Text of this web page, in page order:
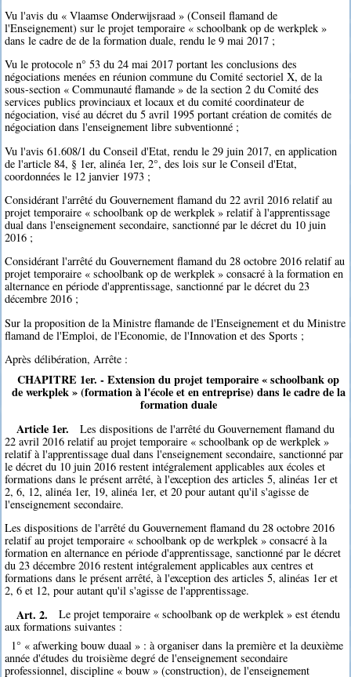
Vu l'avis du « Vlaamse Onderwijsraad » (Conseil flamand de
l'Enseignement) sur le projet temporaire « schoolbank op de werkplek »
dans le cadre de de la formation duale, rendu le 9 mai 2017 ;
Vu le protocole n° 53 du 24 mai 2017 portant les conclusions des
négociations menées en réunion commune du Comité sectoriel X, de la
sous-section « Communauté flamande » de la section 2 du Comité des
services publics provinciaux et locaux et du comité coordinateur de
négociation, visé au décret du 5 avril 1995 portant création de comités de
négociation dans l'enseignement libre subventionné ;
Vu l'avis 61.608/1 du Conseil d'Etat, rendu le 29 juin 2017, en application
de l'article 84, § 1er, alinéa 1er, 2°, des lois sur le Conseil d'Etat,
coordonnées le 12 janvier 1973 ;
Considérant l'arrêté du Gouvernement flamand du 22 avril 2016 relatif au
projet temporaire « schoolbank op de werkplek » relatif à l'apprentissage
dual dans l'enseignement secondaire, sanctionné par le décret du 10 juin
2016 ;
Considérant l'arrêté du Gouvernement flamand du 28 octobre 2016 relatif au
projet temporaire « schoolbank op de werkplek » consacré à la formation en
alternance en période d'apprentissage, sanctionné par le décret du 23
décembre 2016 ;
Sur la proposition de la Ministre flamande de l'Enseignement et du Ministre
flamand de l'Emploi, de l'Economie, de l'Innovation et des Sports ;
Après délibération, Arrête :
CHAPITRE 1er. - Extension du projet temporaire « schoolbank op
de werkplek » (formation à l'école et en entreprise) dans le cadre de la
formation duale
Article 1er.
Les dispositions de l'arrêté du Gouvernement flamand du
22 avril 2016 relatif au projet temporaire « schoolbank op de werkplek »
relatif à l'apprentissage dual dans l'enseignement secondaire, sanctionné par
le décret du 10 juin 2016 restent intégralement applicables aux écoles et
formations dans le présent arrêté, à l'exception des articles 5, alinéas 1er et
2, 6, 12, alinéa 1er, 19, alinéa 1er, et 20 pour autant qu'il s'agisse de
l'enseignement secondaire.
Les dispositions de l'arrêté du Gouvernement flamand du 28 octobre 2016
relatif au projet temporaire « schoolbank op de werkplek » consacré à la
formation en alternance en période d'apprentissage, sanctionné par le décret
du 23 décembre 2016 restent intégralement applicables aux centres et
formations dans le présent arrêté, à l'exception des articles 5, alinéas 1er et
2, 6 et 12, pour autant qu'il s'agisse de l'apprentissage.
Art. 2.
Le projet temporaire « schoolbank op de werkplek » est étendu
aux formations suivantes :
1° « afwerking bouw duaal » : à organiser dans la première et la deuxième
année d'études du troisième degré de l'enseignement secondaire
professionnel, discipline « bouw » (construction), de l'enseignement